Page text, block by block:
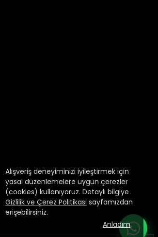
Alışveriş deneyiminizi iyileştirmek için
yasal düzenlemelere uygun çerezler
(cookies) kullanıyoruz. Detaylı bilgiye
Gizlilik ve Çerez Politikası sayfamızdan
erişebilirsiniz.
Anladım